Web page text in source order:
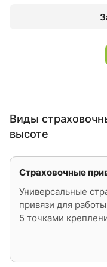
Виды
высоте
Страховочные
Универсальные
привязи для
5 точками